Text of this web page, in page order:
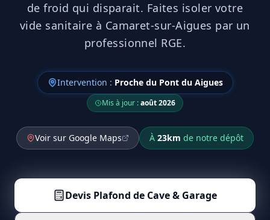
de froid qui disparait. Faites isoler votre
vide sanitaire à Camaret-sur-Aigues par un
professionnel RGE.
Intervention : Proche du Pont du Aigues
Mis à jour :août 2026
Voir sur Google Maps À 23km de notre dépôt
Devis Plafond de Cave & Garage